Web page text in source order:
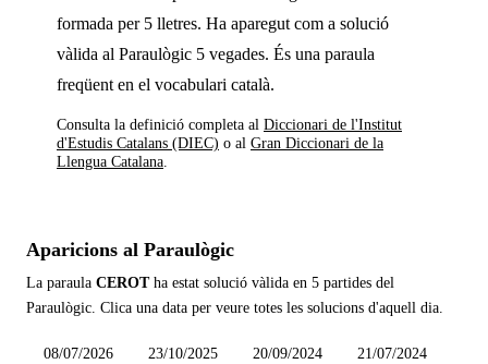
formada per 5 lletres. Ha aparegut com a solució
vàlida al Paraulògic 5 vegades. És una paraula
freqüent en el vocabulari català.
Consulta la definició completa al Diccionari de l'Institut
d'Estudis Catalans (DIEC) o al Gran Diccionari de la
Llengua Catalana
Aparicions al Paraulògic
La paraula CEROTha estat solució vàlida en 5 partides del
Paraulògic. Clica una data per veure totes les solucions d'aquell dia.
08/07/2026 23/10/2025 20/09/2024
21/07/2024